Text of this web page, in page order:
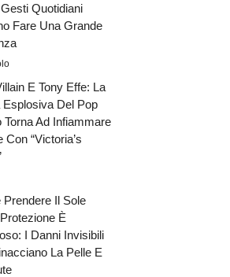
Quotidiani
Fare Una Grande
E Tony Effe: La
Esplosiva Del Pop
Torna Ad Infiammare
Con “Victoria’s
Prendere Il Sole
È
I Danni Invisibili
La Pelle E